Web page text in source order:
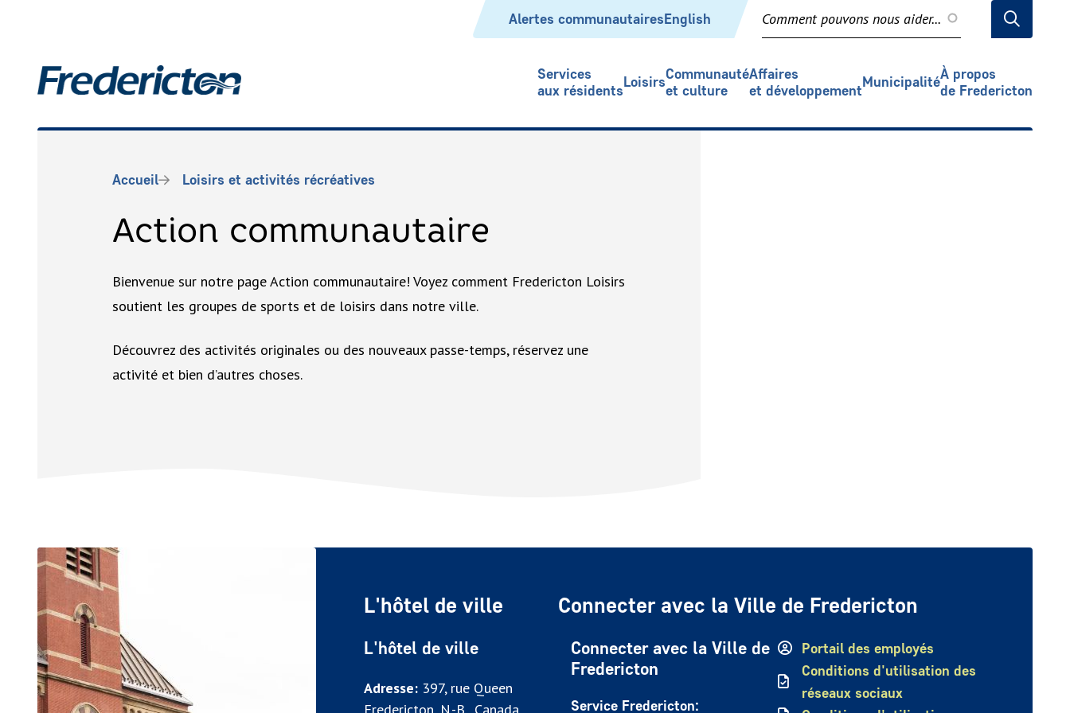
principal
Header
Alertes communautairesEnglish
Services
aux résidentsLoisirsCommunauté
et culture
Affaires
et développementMunicipalitéÀ propos
de Fredericton
Fil
Accueil Loisirs et activités récréatives
Action communautaire
Bienvenue sur notre page Action communautaire! Voyez comment Fredericton Loisirs
soutient les groupes de sports et de loisirs dans notre ville.
Découvrez des activités originales ou des nouveaux passe-temps, réservez une
activité et bien d’autres choses.
L'hôtel de ville Connecter avec la Ville de Fredericton
L'hôtel de ville
Adresse: 397, rue Queen
Fredericton, N.-B., Canada
Connecter avec la Ville de
Fredericton
Service Fredericton:
Portail des employés
Conditions d'utilisation des
réseaux sociaux